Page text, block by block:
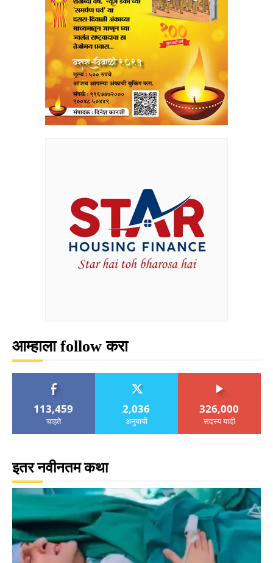
आम्हाला follow करा
113,459
चाहते
2,036
अनुयायी
326,000
सदस्य यादी
इतर नवीनतम कथा